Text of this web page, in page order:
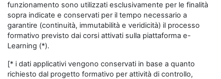
funzionamento sono utilizzati esclusivamente per le finalità
sopra indicate e conservati per il tempo necessario a
garantire (continuità, immutabilità e veridicità) il processo
formativo previsto dai corsi attivati sulla piattaforma e-
Learning (*).
[* i dati applicativi vengono conservati in base a quanto
richiesto dal progetto formativo per attività di controllo,